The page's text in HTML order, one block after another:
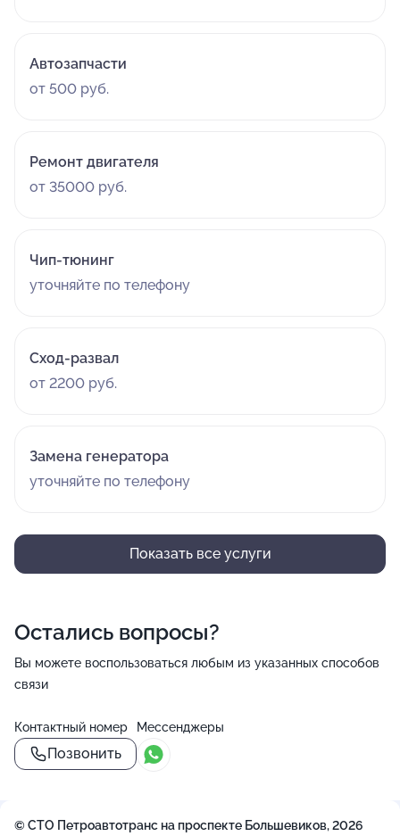
Автозапчасти
от 500 руб.
Ремонт двигателя
от 35000 руб.
Чип-тюнинг
уточняйте по телефону
Сход-развал
от 2200 руб.
Замена генератора
уточняйте по телефону
Показать все услуги
Остались вопросы?
Вы можете воспользоваться любым из указанных способов
связи
Контактный номер
Позвонить
Мессенджеры
© СТО Петроавтотранс на проспекте Большевиков, 2026